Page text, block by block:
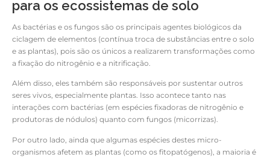
para os ecossistemas de solo
As bactérias e os fungos são os principais agentes biológicos da
ciclagem de elementos (contínua troca de substâncias entre o solo
e as plantas), pois são os únicos a realizarem transformações como
a fixação do nitrogênio e a nitrificação.
Além disso, eles também são responsáveis por sustentar outros
seres vivos, especialmente plantas. Isso acontece tanto nas
interações com bactérias (em espécies fixadoras de nitrogênio e
produtoras de nódulos) quanto com fungos (micorrizas).
Por outro lado, ainda que algumas espécies destes micro-
organismos afetem as plantas (como os fitopatógenos), a maioria é